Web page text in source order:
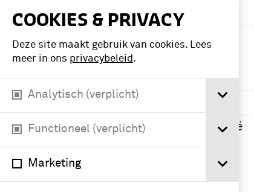
COOKIES & PRIVACY
Deze site maakt gebruik van cookies. Lees
meer in ons privacybeleid.
Analytisch (verplicht)
Functioneel (verplicht)
Marketing
Periode
Geografie
Nederlands-Indië